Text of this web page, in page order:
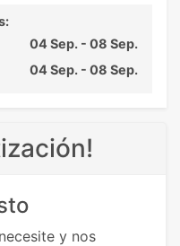
04 Sep. - 08 Sep.
04 Sep. - 08 Sep.
y nos